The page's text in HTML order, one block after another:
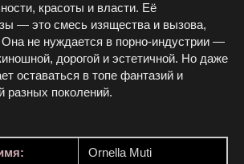
красоты и власти. Её
— это смесь изящества и вызова,
Она не нуждается в порно-индустрии —
дорогой и эстетичной. Но даже
оставаться в топе фантазий и
разных поколений.
Ornella Muti